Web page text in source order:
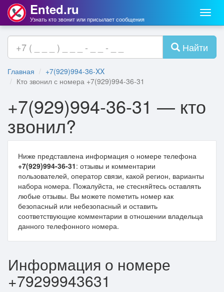
Меню
Ented.ru
Узнать кто звонит или присылает сообщения
Найти
Главная
+7(929)994-36-XX
Кто звонил с номера +7(929)994-36-31
+7(929)994-36-31 — кто
звонил?
Ниже представлена информация о номере телефона
+7(929)994-36-31: отзывы и комментарии
пользователей, оператор связи, какой регион, варианты
набора номера. Пожалуйста, не стесняйтесь оставлять
любые отзывы. Вы можете пометить номер как
безопасный или небезопасный и оставить
соответствующие комментарии в отношении владельца
данного телефонного номера.
Информация о номере
+79299943631